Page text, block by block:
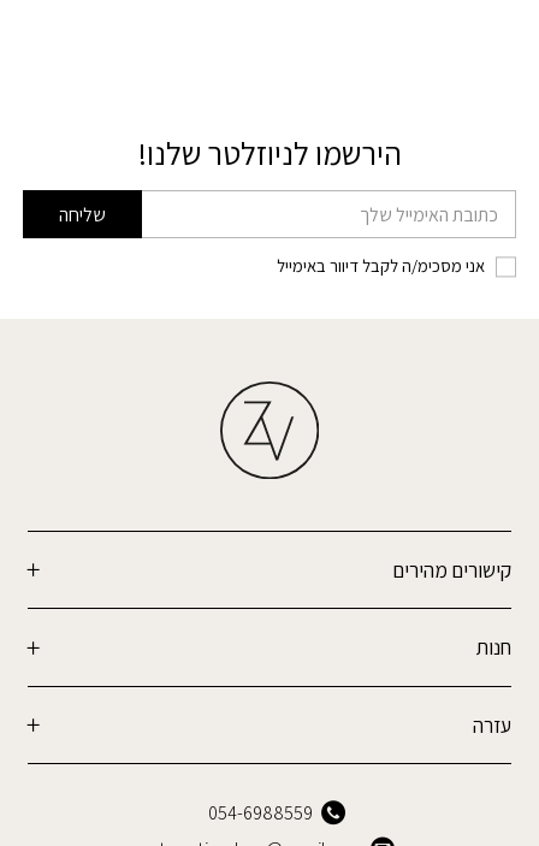
הירשמו לניוזלטר שלנו!
דוא׳׳ל שליחה
אני מסכימ/ה לקבל דיוור באימייל
קישורים מהירים
חנות
עזרה
054-6988559